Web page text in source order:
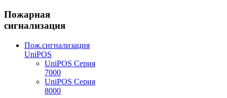
Пожарная
сигнализация
Пож.сигнализация
UniPOS
UniPOS Серия
7000
UniPOS Серия
8000